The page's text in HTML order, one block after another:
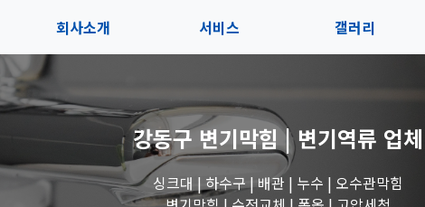
회사소개
오시는길
서비스
블로그
갤러리
수도꼭지 작업
세면대 작업
강동구 변기막힘 | 변기역류 업체
싱크대 | 하수구 | 배관 | 누수 | 오수관막힘